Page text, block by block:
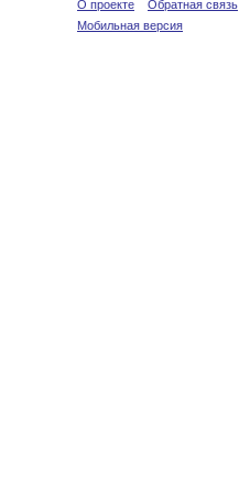
О проекте
Обратная связь
Мобильная версия